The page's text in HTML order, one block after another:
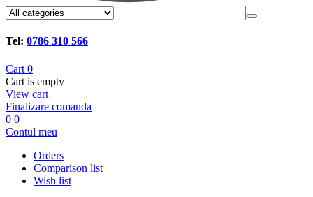
Tel: 0786 310 566
Cart 0
Cart is empty
View cart
Finalizare comanda
0 0
Contul meu
Orders
Comparison list
Wish list